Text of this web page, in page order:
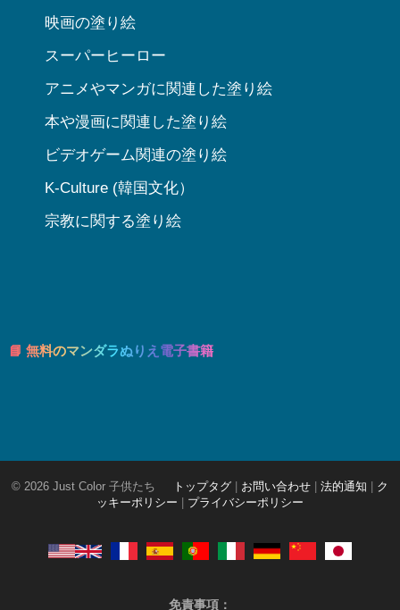
映画の塗り絵
スーパーヒーロー
アニメやマンガに関連した塗り絵
本や漫画に関連した塗り絵
ビデオゲーム関連の塗り絵
K-Culture (韓国文化）
宗教に関する塗り絵
📘 無料のマンダラぬりえ電子書籍
© 2026 Just Color 子供たち トップタグ お問い合わせ 法的通知
ク
ッキーポリシー
プライバシーポリシー
免責事項：